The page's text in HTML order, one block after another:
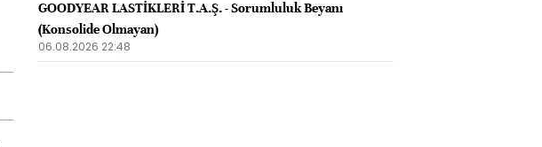
GOODYEAR LASTİKLERİ T.A.Ş. - Sorumluluk Beyanı
(Konsolide Olmayan)
06.08.2026 22:48